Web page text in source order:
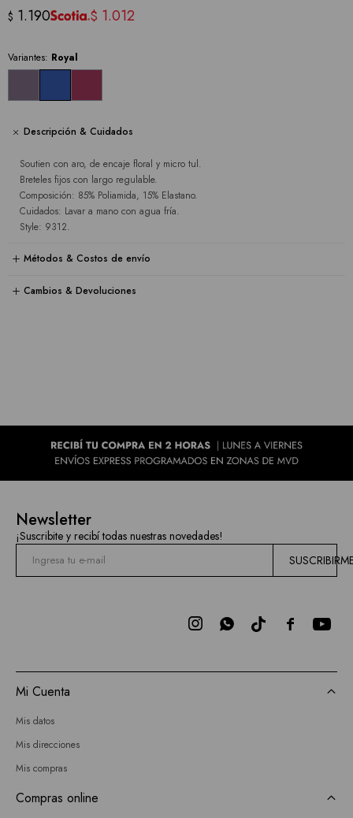
$ 1.190 $ 1.012
Variantes: Royal
Descripción & Cuidados
Soutien con aro, de encaje floral y micro tul.
Breteles fijos con largo regulable.
Composición: 85% Poliamida, 15% Elastano.
Cuidados: Lavar a mano con agua fría.
Style: 9312.
Métodos & Costos de envío
Cambios & Devoluciones
Newsletter
¡Suscribite y recibí todas nuestras novedades!

 
Mi Cuenta
Mis datos
Mis direcciones
Mis compras
Compras online